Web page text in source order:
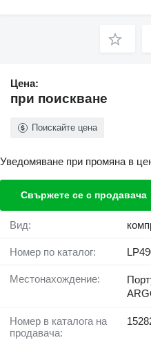
Цена:
при поискване
Поискайте цена
Уведомяване при промяна в
Свържете се с продавача
Вид:
Номер по каталог:
Местонахождение:
Номер в каталога на
продавача: